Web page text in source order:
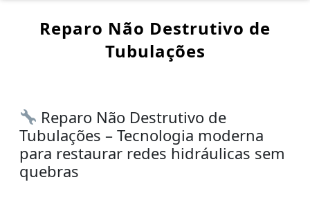
Reparo Não Destrutivo de
Tubulações
Reparo Não Destrutivo de
Tubulações – Tecnologia moderna
para restaurar redes hidráulicas sem
quebras